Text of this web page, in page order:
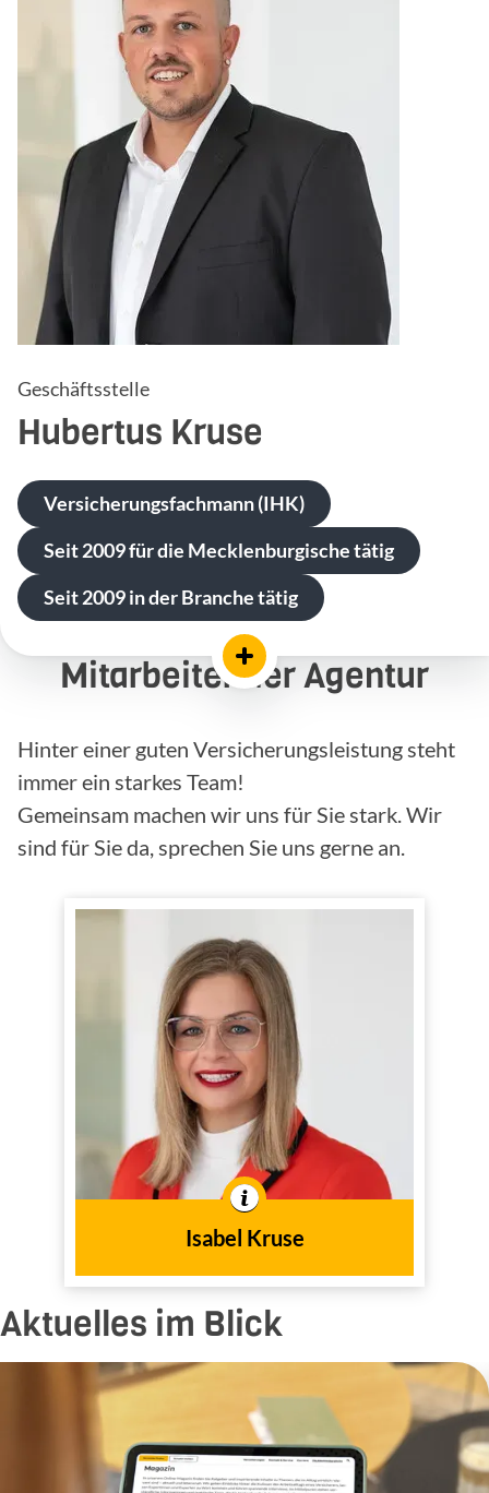
Geschäftsstelle
Hubertus Kruse
Versicherungsfachmann (IHK)
Seit 2009 für die Mecklenburgische tätig
Seit 2009 in der Branche tätig
Mitarbeiter der Agentur
Hinter einer guten Versicherungsleistung steht
immer ein starkes Team!
Gemeinsam machen wir uns für Sie stark. Wir
sind für Sie da, sprechen Sie uns gerne an.
Isabel Kruse
Isabel Kruse
Bürokauffrau (IHK)
Tätig im
Innendienst
In der Branche tätig seit
dem Jahr
2021
Aktuelles im Blick